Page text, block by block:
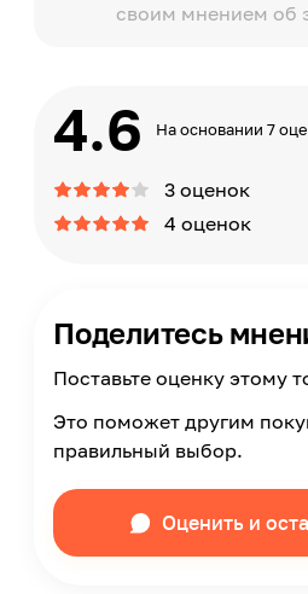
своим мнением об
4.6 На основании 7
3 оценок
4 оценок
Поделитесь
Поставьте оценку этому
Это поможет другим
правильный выбор.
Оценить и